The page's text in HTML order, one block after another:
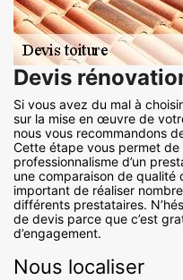
Devis
Si vous avez du mal à
sur la mise en œuvre de
nous vous recommandons
Cette étape vous permet
professionnalisme d’un
une comparaison de
important de réaliser
différents prestataires.
de devis parce que c’est
d’engagement.
Nous localiser